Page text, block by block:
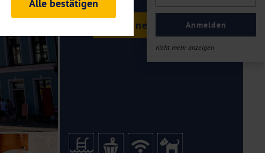
Anmelden
nicht mehr anzeigen
Termine & Preise
und Analysen. Mithilfe
Auftritts ermitteln und
es zu einer Drittlands
Daten finden Sie in unseren
Alle bestätigen